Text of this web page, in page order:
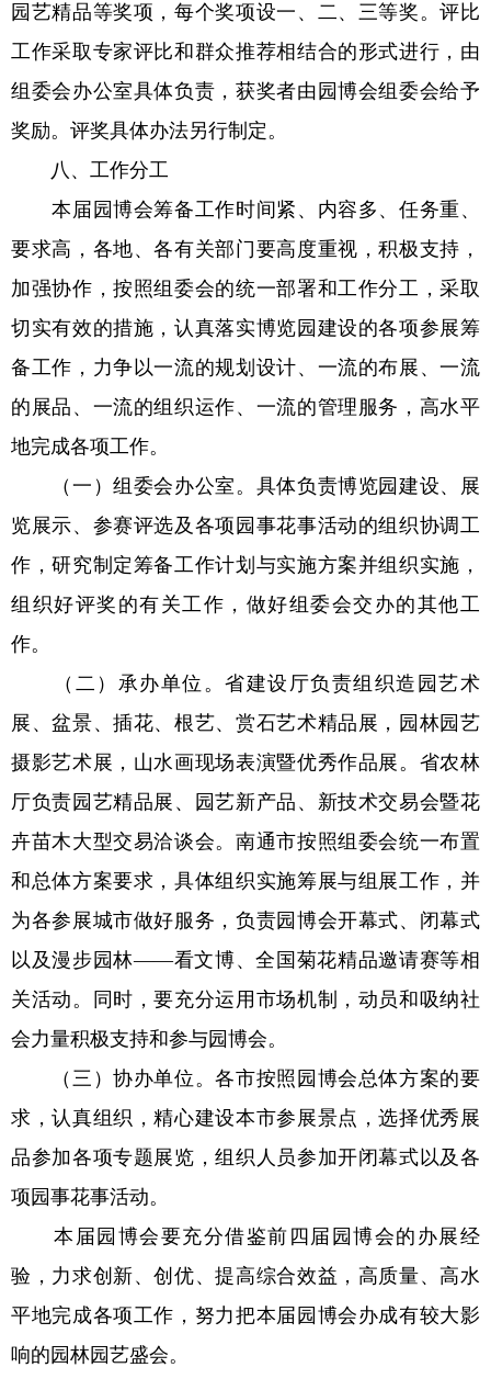
园艺精品等奖项，每个奖项设一、二、三等奖。评比
工作采取专家评比和群众推荐相结合的形式进行，由
组委会办公室具体负责，获奖者由园博会组委会给予
奖励。评奖具体办法另行制定。
八、工作分工
本届园博会筹备工作时间紧、内容多、任务重、
要求高，各地、各有关部门要高度重视，积极支持，
加强协作，按照组委会的统一部署和工作分工，采取
切实有效的措施，认真落实博览园建设的各项参展筹
备工作，力争以一流的规划设计、一流的布展、一流
的展品、一流的组织运作、一流的管理服务，高水平
地完成各项工作。
（一）组委会办公室。具体负责博览园建设、展
览展示、参赛评选及各项园事花事活动的组织协调工
作，研究制定筹备工作计划与实施方案并组织实施，
组织好评奖的有关工作，做好组委会交办的其他工
作。
（二）承办单位。省建设厅负责组织造园艺术
展、盆景、插花、根艺、赏石艺术精品展，园林园艺
摄影艺术展，山水画现场表演暨优秀作品展。省农林
厅负责园艺精品展、园艺新产品、新技术交易会暨花
卉苗木大型交易洽谈会。南通市按照组委会统一布置
和总体方案要求，具体组织实施筹展与组展工作，并
为各参展城市做好服务，负责园博会开幕式、闭幕式
以及漫步园林——看文博、全国菊花精品邀请赛等相
关活动。同时，要充分运用市场机制，动员和吸纳社
会力量积极支持和参与园博会。
（三）协办单位。各市按照园博会总体方案的要
求，认真组织，精心建设本市参展景点，选择优秀展
品参加各项专题展览，组织人员参加开闭幕式以及各
项园事花事活动。
本届园博会要充分借鉴前四届园博会的办展经
验，力求创新、创优、提高综合效益，高质量、高水
平地完成各项工作，努力把本届园博会办成有较大影
响的园林园艺盛会。